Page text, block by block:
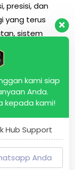
presisi, dan
yang terus
sistem
tugas mulai
ini juga
keandalan,
karena itu,
militer harus
dengan baik
dan etis.
kami siap
Anda.
kepada kami!
Hub Support